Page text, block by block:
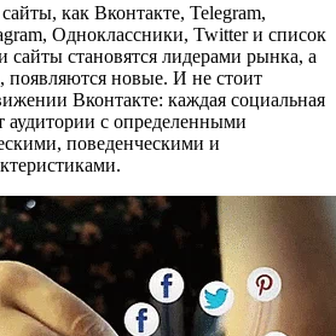
как Вконтакте, Telegram,
Одноклассники, Twitter и список
сайты становятся лидерами рынка, а
появляются новые. И не стоит
Вконтакте: каждая социальная
аудитории с определенными
поведенческими и